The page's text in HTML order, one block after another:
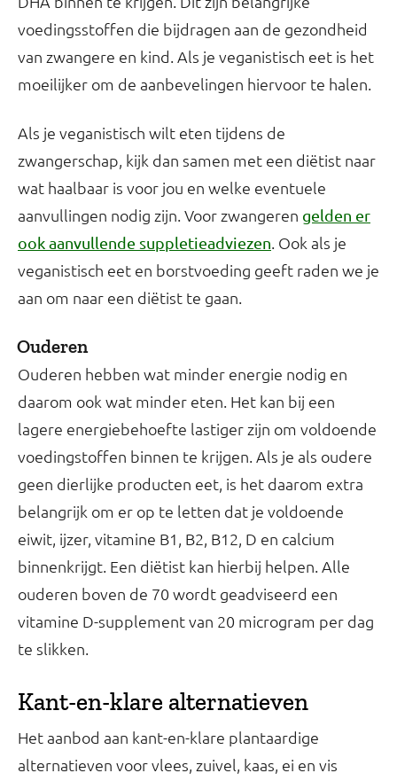
voedingsstoffen die bijdragen aan de gezondheid
van zwangere en kind. Als je veganistisch eet is het
moeilijker om de aanbevelingen hiervoor te halen.
Als je veganistisch wilt eten tijdens de
zwangerschap, kijk dan samen met een diëtist naar
wat haalbaar is voor jou en welke eventuele
aanvullingen nodig zijn. Voor zwangeren gelden er
ook aanvullende suppletieadviezen. Ook als je
veganistisch eet en borstvoeding geeft raden we je
aan om naar een diëtist te gaan.
Ouderen
Ouderen hebben wat minder energie nodig en
daarom ook wat minder eten. Het kan bij een
lagere energiebehoefte lastiger zijn om voldoende
voedingstoffen binnen te krijgen. Als je als oudere
geen dierlijke producten eet, is het daarom extra
belangrijk om er op te letten dat je voldoende
eiwit, ijzer, vitamine B1, B2, B12, D en calcium
binnenkrijgt. Een diëtist kan hierbij helpen. Alle
ouderen boven de 70 wordt geadviseerd een
vitamine D-supplement van 20 microgram per dag
te slikken.
Kant-en-klare alternatieven
Het aanbod aan kant-en-klare plantaardige
alternatieven voor vlees, zuivel, kaas, ei en vis